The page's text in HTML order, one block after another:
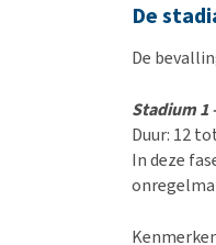
De
De
Stadium 1
Duur: 12
In deze